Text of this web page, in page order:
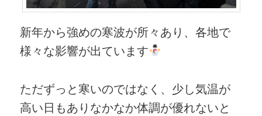
新年から強めの寒波が所々あり、各地で
様々な影響が出ています
ただずっと寒いのではなく、少し気温が
高い日もありなかなか体調が優れないと